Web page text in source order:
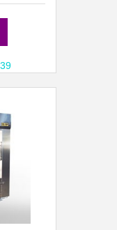
衣革